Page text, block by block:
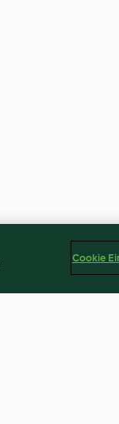
Cookie